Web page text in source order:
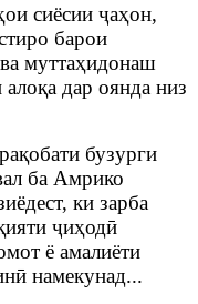
сиёсии ҷаҳон,
барои
муттаҳидонаш
дар оянда низ
бузурги
ба Амрико
ки зарба
ҷиҳодӣ
ё амалиёти
намекунад...